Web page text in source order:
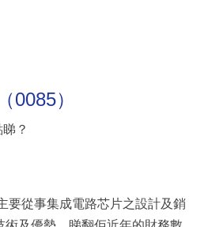
0085）
？
要從事集成電路芯片之設計及銷